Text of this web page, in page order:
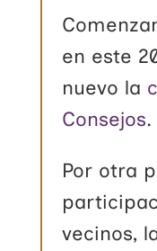
en este
nuevo la
Consejos.
Por otra
vecinos,